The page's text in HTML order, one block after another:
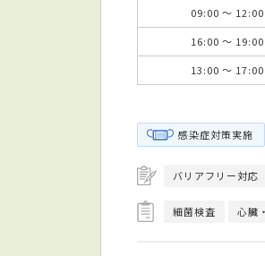
09:00 ～ 12:00
16:00 ～ 19:00
13:00 ～ 17:00
感染症対策実施
バリアフリー対応
細菌検査 心臓